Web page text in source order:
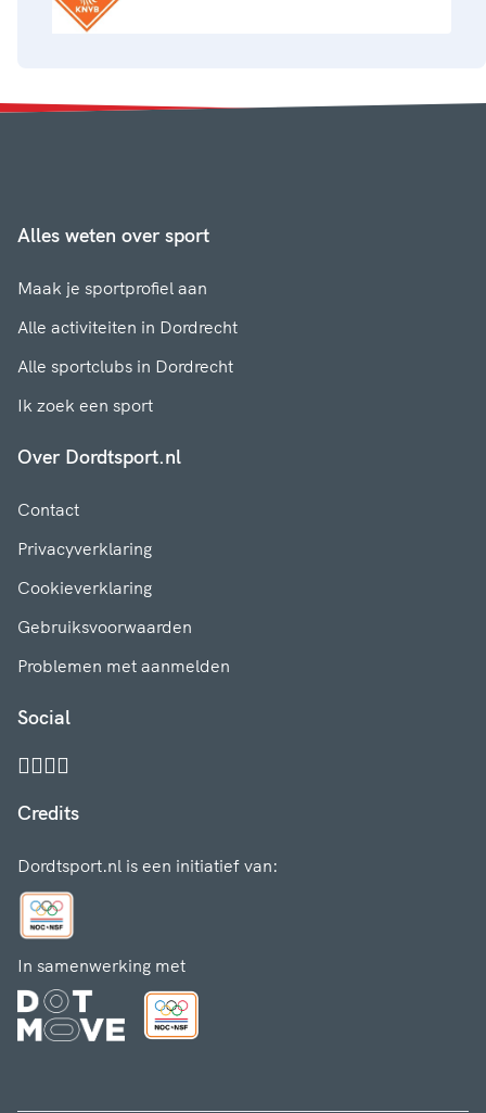
Alles weten over sport
Maak je sportprofiel aan
Alle activiteiten in Dordrecht
Alle sportclubs in Dordrecht
Ik zoek een sport
Over Dordtsport.nl
Contact
Privacyverklaring
Cookieverklaring
Gebruiksvoorwaarden
Problemen met aanmelden
Social
Credits
Dordtsport.nl is een initiatief van:
In samenwerking met